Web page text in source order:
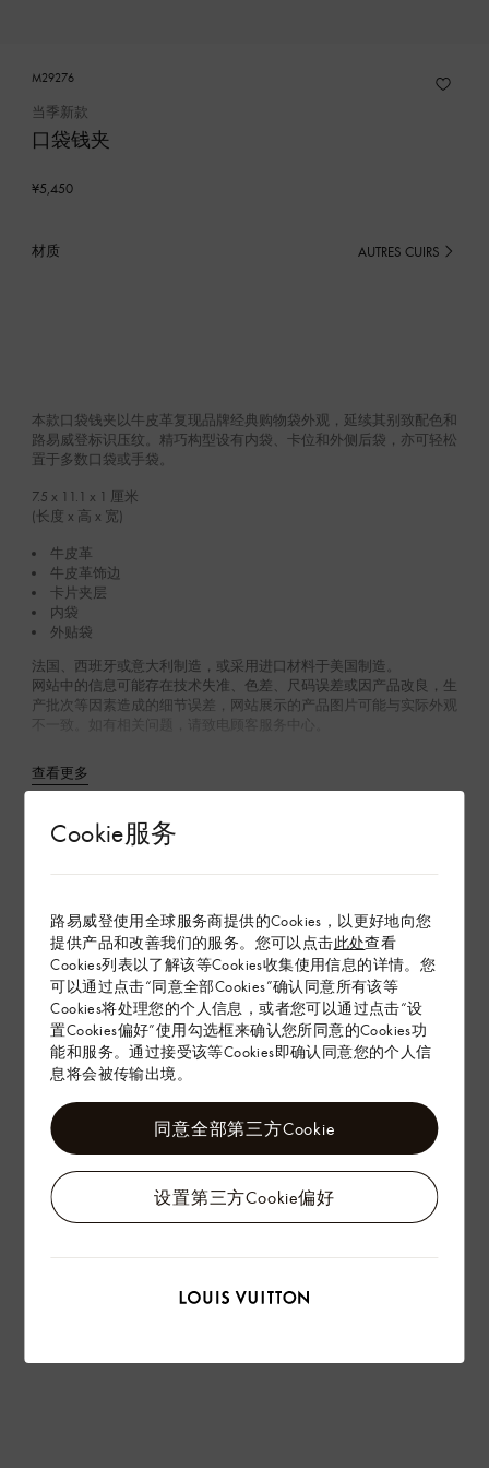
Cookie服务
路易威登使用全球服务商提供的Cookies，以更好地向您
提供产品和改善我们的服务。您可以点击此处查看
Cookies列表以了解该等Cookies收集使用信息的详情。您
可以通过点击“同意全部Cookies”确认同意所有该等
Cookies将处理您的个人信息，或者您可以通过点击“设
置Cookies偏好”使用勾选框来确认您所同意的Cookies功
能和服务。通过接受该等Cookies即确认同意您的个人信
息将会被传输出境。
设置第三方Cookie偏好
同意全部第三方Cookie
M29276
当季新款
口袋钱夹
¥5,450
材质 AUTRES CUIRS
已
本款口袋钱夹以牛皮革复现品牌经典购物袋外观，延续其别致配色和
路易威登标识压纹。精巧构型设有内袋、卡位和外侧后袋，亦可轻松
置于多数口袋或手袋。
7.5 x 11.1 x 1 厘米
(长度 x 高 x 宽)
牛皮革
牛皮革饰边
卡片夹层
内袋
外贴袋
法国、西班牙或意大利制造，或采用进口材料于美国制造。
网站中的信息可能存在技术失准、色差、尺码误差或因产品改良，生
产批次等因素造成的细节误差，网站展示的产品图片可能与实际外观
不一致。如有相关问题，请致电顾客服务中心。
查看更多
在专卖店内探索
配送 & 退货
赠礼